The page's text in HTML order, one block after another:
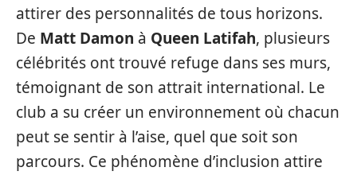
attirer des personnalités de tous horizons.
De Matt Damon à Queen Latifah, plusieurs
célébrités ont trouvé refuge dans ses murs,
témoignant de son attrait international. Le
club a su créer un environnement où chacun
peut se sentir à l’aise, quel que soit son
parcours. Ce phénomène d’inclusion attire